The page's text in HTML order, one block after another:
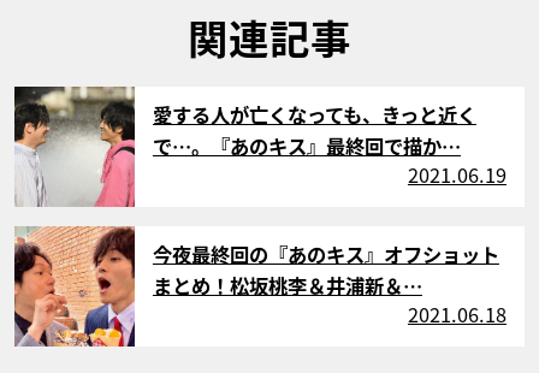
関連記事
サムネイル
愛する人が亡くなっても、きっと近く
で…。『あのキス』最終回で描か…
2021.06.19
サムネイル
今夜最終回の『あのキス』オフショット
まとめ！松坂桃李＆井浦新＆…
2021.06.18